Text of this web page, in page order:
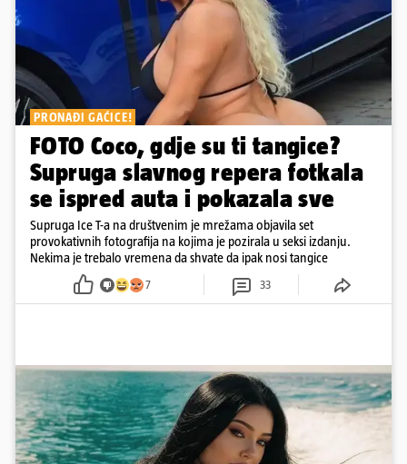
PRONAĐI GAĆICE!
FOTO Coco, gdje su ti tangice?
Supruga slavnog repera fotkala
se ispred auta i pokazala sve
Supruga Ice T-a na društvenim je mrežama objavila set
provokativnih fotografija na kojima je pozirala u seksi izdanju.
Nekima je trebalo vremena da shvate da ipak nosi tangice
7 33